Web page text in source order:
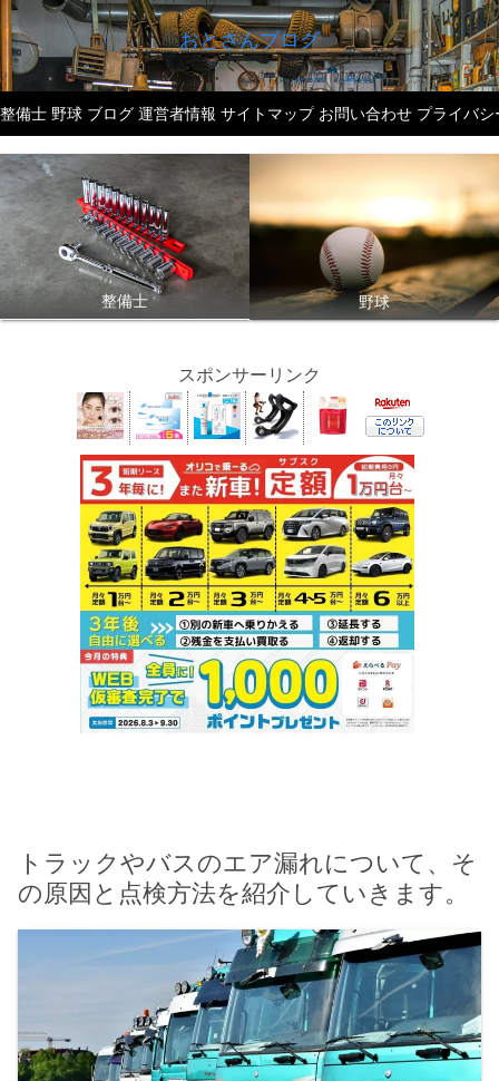
おとさんブログ
整備士 野球 ブログ 運営者情報 サイトマップ お問い合わせ プライバ
整備士 野球
スポンサーリンク
トラックやバスのエア漏れについて、そ
の原因と点検方法を紹介していきます。